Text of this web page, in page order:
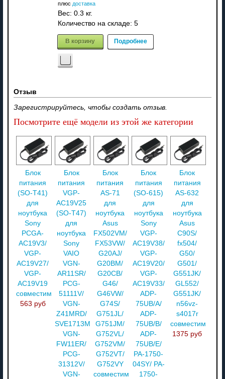
плюс доставка
Вес: 0.3 кг.
Количество на складе: 5
В корзину Подробнее
Отзыв
Зарегистрируйтесь, чтобы создать отзыв.
Посмотрите ещё модели из этой же категории
Блок
питания
(SO-T41)
для
ноутбука
Sony
PCGA-
AC19V3/
VGP-
AC19V27/
VGP-
AC19V19
совместимый
563 руб
Блок
питания
VGP-
AC19V25
(SO-T47)
для
ноутбука
Sony
VAIO
VGN-
AR11SR/
PCG-
51111V/
VGN-
Z41MRD/
SVE1713M1RW/
VGN-
FW11ER/
PCG-
31312V/
VGN-
Блок
питания
AS-71
для
ноутбука
Asus
FX502VM/
FX53VW/
G20AJ/
G20BM/
G20CB/
G46/
G46VW/
G74S/
G751JL/
G751JM/
G752VL/
G752VM/
G752VT/
G752VY
совместимый
Блок
питания
(SO-615)
для
ноутбука
Sony
VGP-
AC19V38/
VGP-
AC19V20/
VGP-
AC19V33/
ADP-
75UB/A/
ADP-
75UB/B/
ADP-
75UB/E/
PA-1750-
04SY/ PA-
1750-
Блок
питания
AS-632
для
ноутбука
Asus
C90S/
fx504/
G50/
G501/
G551JK/
GL552/
G551JK/
n56vz-
s4017r
совместимый
1375 руб